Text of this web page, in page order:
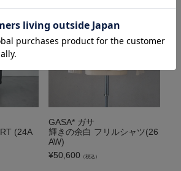
(24A
GASA* ガサ
輝きの余白 フリルシャツ(26
AW)
¥50,600 （税込）